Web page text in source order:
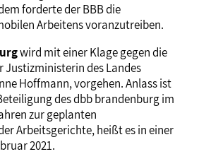
forderte der BBB die
Arbeitens voranzutreiben.
wird mit einer Klage gegen die
Justizministerin des Landes
Hoffmann, vorgehen. Anlass ist
des dbb brandenburg im
zur geplanten
Arbeitsgerichte, heißt es in einer
2021.